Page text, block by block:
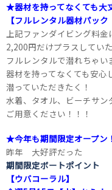
★器材を持ってなくても大
【フルレンタル器材パッ
上記ファンダイビング料金
2,200円だけプラスしてい
フルレンタルで潜れちゃい
器材を持ってなくても安心
潜っていただきたく！
水着、タオル、ビーチサン
ご用意ください！！！
★今年も期間限定オープン！
昨年 大好評だった
期間限定ボートポイント
【ウバコーラル】